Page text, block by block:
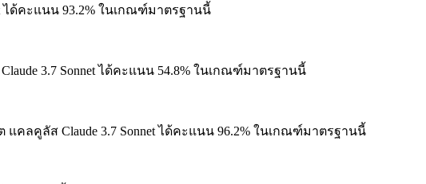
ได้คะแนน 93.2% ในเกณฑ์มาตรฐานนี้
Claude 3.7 Sonnet ได้คะแนน 54.8% ในเกณฑ์มาตรฐานนี้
แคลคูลัส Claude 3.7 Sonnet ได้คะแนน 96.2% ในเกณฑ์มาตรฐานนี้